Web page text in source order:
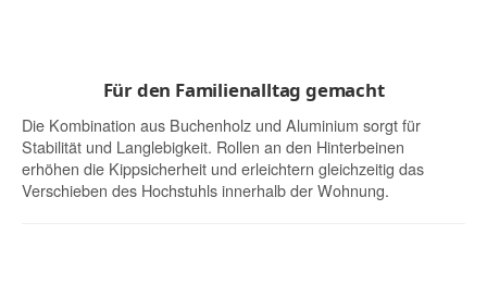
Für den Familienalltag gemacht
Die Kombination aus Buchenholz und Aluminium sorgt für
Stabilität und Langlebigkeit. Rollen an den Hinterbeinen
erhöhen die Kippsicherheit und erleichtern gleichzeitig das
Verschieben des Hochstuhls innerhalb der Wohnung.